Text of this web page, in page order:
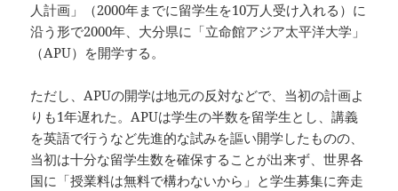
人計画」（2000年までに留学生を10万人受け入れる）に
沿う形で2000年、大分県に「立命館アジア太平洋大学」
（APU）を開学する。
ただし、APUの開学は地元の反対などで、当初の計画よ
りも1年遅れた。APUは学生の半数を留学生とし、講義
を英語で行うなど先進的な試みを謳い開学したものの、
当初は十分な留学生数を確保することが出来ず、世界各
国に「授業料は無料で構わないから」と学生募集に奔走